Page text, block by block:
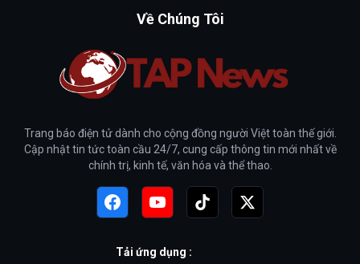
Về Chúng Tôi
Trang báo điện tử dành cho cộng đồng người Việt toàn thế giới.
Cập nhật tin tức toàn cầu 24/7, cung cấp thông tin mới nhất về
chính trị, kinh tế, văn hóa và thể thao.
Tải ứng dụng :